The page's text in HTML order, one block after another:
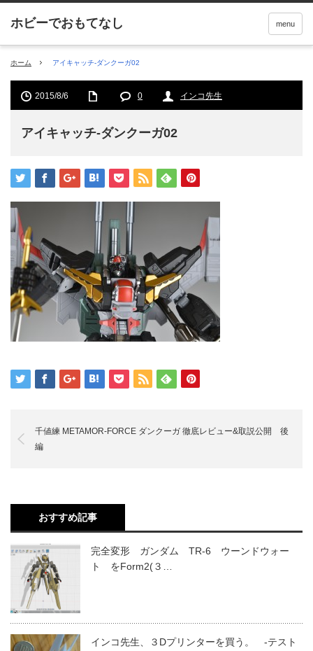
menu
ホーム アイキャッチ-ダンクーガ02
2015/8/6 0 インコ先生
アイキャッチ-ダンクーガ02
千値練 METAMOR-FORCE ダンクーガ 徹底レビュー&取説公開 後
編
おすすめ記事
完全変形 ガンダム TR-6 ウーンドウォー
ト をForm2(３…
インコ先生、３Dプリンターを買う。 -テスト